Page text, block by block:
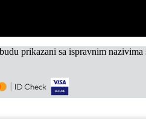
prikazani sa ispravnim